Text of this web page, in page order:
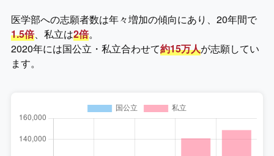
医学部への志願者数は年々増加の傾向にあり、20年間で
1.5倍、私立は2倍。
2020年には国公立・私立合わせて約15万人が志願してい
ます。